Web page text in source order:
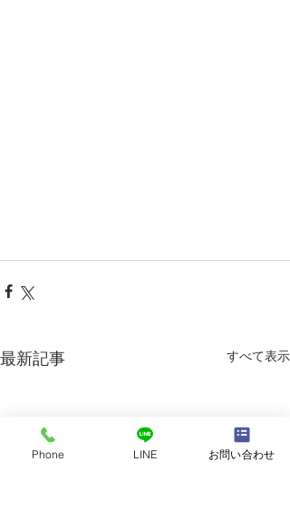
最新記事 すべて表示
Phone LINE お問い合わせ